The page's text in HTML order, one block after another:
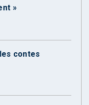
»
contes